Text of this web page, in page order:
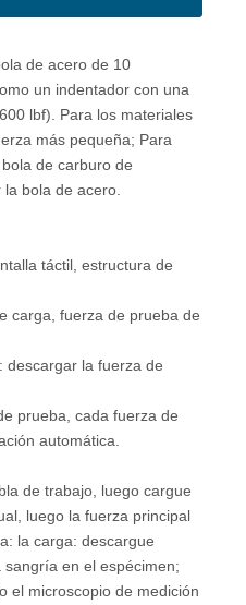
de acero de 10
un indentador con una
lbf). Para los materiales
más pequeña; Para
de carburo de
bola de acero.
táctil, estructura de
carga, fuerza de prueba de
descargar la fuerza de
prueba, cada fuerza de
automática.
de trabajo, luego cargue
luego la fuerza principal
la carga: descargue
en el espécimen;
el microscopio de medición